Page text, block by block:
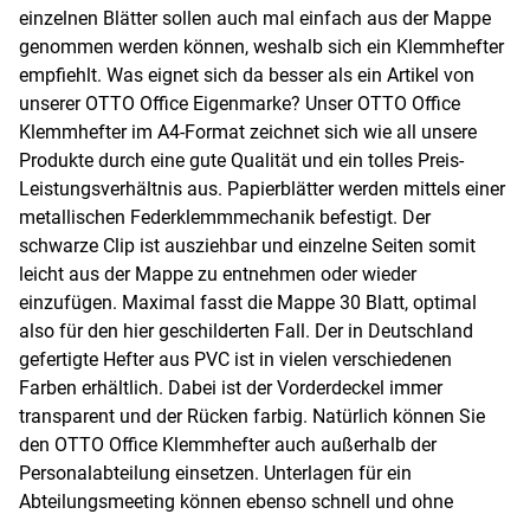
einzelnen Blätter sollen auch mal einfach aus der Mappe
genommen werden können, weshalb sich ein Klemmhefter
empfiehlt. Was eignet sich da besser als ein Artikel von
unserer OTTO Office Eigenmarke? Unser OTTO Office
Klemmhefter im A4-Format zeichnet sich wie all unsere
Produkte durch eine gute Qualität und ein tolles Preis-
Leistungsverhältnis aus. Papierblätter werden mittels einer
metallischen Federklemmmechanik befestigt. Der
schwarze Clip ist ausziehbar und einzelne Seiten somit
leicht aus der Mappe zu entnehmen oder wieder
einzufügen. Maximal fasst die Mappe 30 Blatt, optimal
also für den hier geschilderten Fall. Der in Deutschland
gefertigte Hefter aus PVC ist in vielen verschiedenen
Farben erhältlich. Dabei ist der Vorderdeckel immer
transparent und der Rücken farbig. Natürlich können Sie
den OTTO Office Klemmhefter auch außerhalb der
Personalabteilung einsetzen. Unterlagen für ein
Abteilungsmeeting können ebenso schnell und ohne